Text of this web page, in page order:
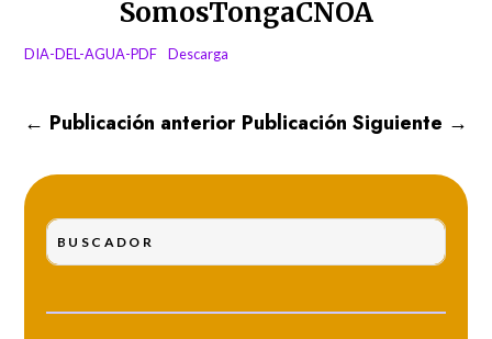
SomosTongaCNOA
DIA-DEL-AGUA-PDF Descarga
← Publicación anterior Publicación Siguiente →